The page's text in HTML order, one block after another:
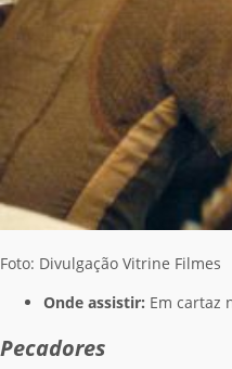
Foto: Divulgação Vitrine Filmes
Onde assistir: Em cartaz
Pecadores